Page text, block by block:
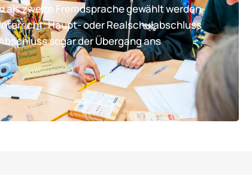
als zweite Fremdsprache gewählt werden,
Haupt- oder Realschulabschluss
sogar der Übergang ans